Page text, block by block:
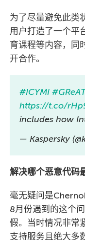
为了尽量避免此类
用户打造了一个平
育课程等内容，同
开合作。
#ICYMI #GReAT
https://t.co/
includes how
— Kaspersky
解决哪个恶意代码
毫无疑问是
8月份遇到的这个
假。当时情况非常
支持服务且绝大多